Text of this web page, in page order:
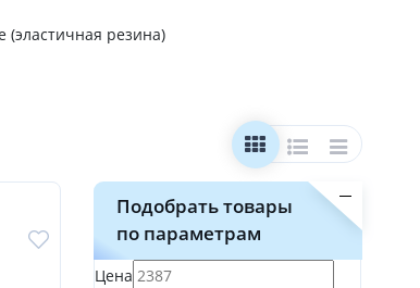
(эластичная резина)
Подобрать товары
по параметрам
Цена